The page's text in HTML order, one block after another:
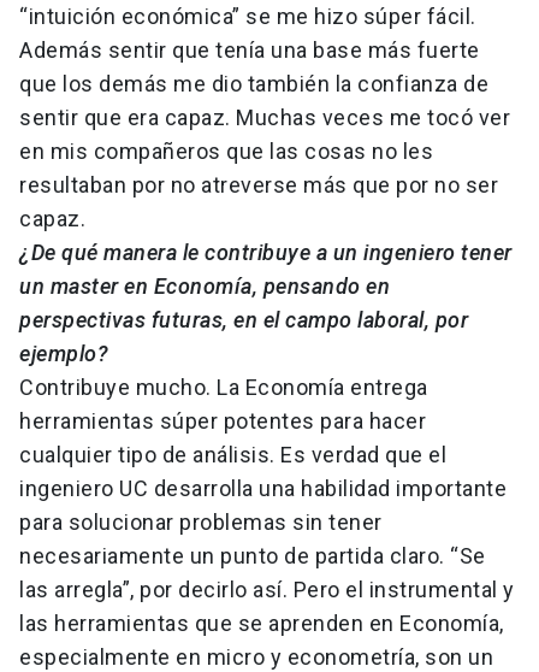
“intuición económica” se me hizo súper fácil.
Además sentir que tenía una base más fuerte
que los demás me dio también la confianza de
sentir que era capaz. Muchas veces me tocó ver
en mis compañeros que las cosas no les
resultaban por no atreverse más que por no ser
capaz.
¿De qué manera le contribuye a un ingeniero tener
un master en Economía, pensando en
perspectivas futuras, en el campo laboral, por
ejemplo?
Contribuye mucho. La Economía entrega
herramientas súper potentes para hacer
cualquier tipo de análisis. Es verdad que el
ingeniero UC desarrolla una habilidad importante
para solucionar problemas sin tener
necesariamente un punto de partida claro. “Se
las arregla”, por decirlo así. Pero el instrumental y
las herramientas que se aprenden en Economía,
especialmente en micro y econometría, son un